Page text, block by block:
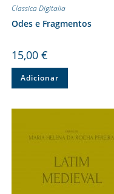
Classica Digitalia
Odes e Fragmentos
15,00 €
Adicionar